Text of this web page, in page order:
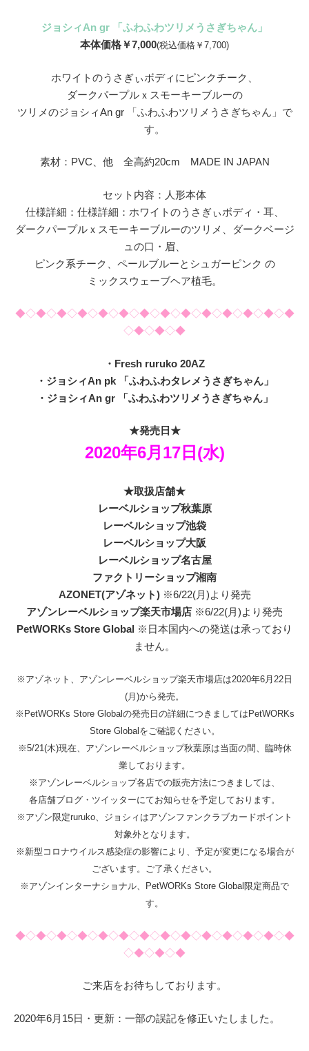
ジョシィAn gr 「ふわふわツリメうさぎちゃん」
本体価格￥7,000(税込価格￥7,700)
ホワイトのうさぎぃボディにピンクチーク、
ダークパープルｘスモーキーブルーの
ツリメのジョシィAn gr 「ふわふわツリメうさぎちゃん」で
す。
素材：PVC、他 全高約20cm MADE IN JAPAN
セット内容：人形本体
仕様詳細：仕様詳細：ホワイトのうさぎぃボディ・耳、
ダークパープルｘスモーキーブルーのツリメ、ダークベージ
ュの口・眉、
ピンク系チーク、ペールブルーとシュガーピンク の
ミックスウェーブヘア植毛。
◆◇◆◇◆◇◆◇◆◇◆◇◆◇◆◇◆◇◆◇◆◇◆◇◆◇◆
◇◆◇◆◇◆
・Fresh ruruko 20AZ
・ジョシィAn pk 「ふわふわタレメうさぎちゃん」
・ジョシィAn gr 「ふわふわツリメうさぎちゃん」
★発売日★
2020年6月17日(水)
★取扱店舗★
レーベルショップ秋葉原
レーベルショップ池袋
レーベルショップ大阪
レーベルショップ名古屋
ファクトリーショップ湘南
AZONET(アゾネット) ※6/22(月)より発売
アゾンレーベルショップ楽天市場店 ※6/22(月)より発売
PetWORKs Store Global ※日本国内への発送は承っており
ません。
※アゾネット、アゾンレーベルショップ楽天市場店は2020年6月22日
(月)から発売。
※PetWORKs Store Globalの発売日の詳細につきましてはPetWORKs
Store Globalをご確認ください。
※5/21(木)現在、アゾンレーベルショップ秋葉原は当面の間、臨時休
業しております。
※アゾンレーベルショップ各店での販売方法につきましては、
各店舗ブログ・ツイッターにてお知らせを予定しております。
※アゾン限定ruruko、ジョシィはアゾンファンクラブカードポイント
対象外となります。
※新型コロナウイルス感染症の影響により、予定が変更になる場合が
ございます。ご了承ください。
※アゾンインターナショナル、PetWORKs Store Global限定商品で
す。
◆◇◆◇◆◇◆◇◆◇◆◇◆◇◆◇◆◇◆◇◆◇◆◇◆◇◆
◇◆◇◆◇◆
ご来店をお待ちしております。
2020年6月15日・更新：一部の誤記を修正いたしました。